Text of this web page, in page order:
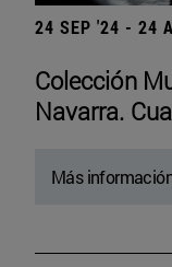
24 SEP '24 - 24
Colección
Navarra.
Más